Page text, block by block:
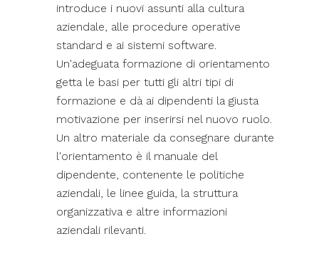
introduce i nuovi assunti alla cultura
aziendale, alle procedure operative
standard e ai sistemi software.
Un'adeguata formazione di orientamento
getta le basi per tutti gli altri tipi di
formazione e dà ai dipendenti la giusta
motivazione per inserirsi nel nuovo ruolo.
Un altro materiale da consegnare durante
l'orientamento è il manuale del
dipendente, contenente le politiche
aziendali, le linee guida, la struttura
organizzativa e altre informazioni
aziendali rilevanti.